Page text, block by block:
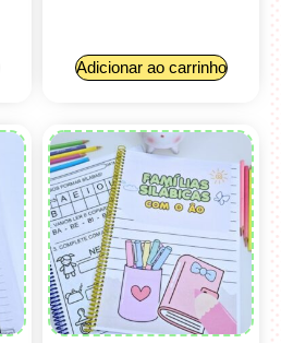
Adicionar ao carrinho